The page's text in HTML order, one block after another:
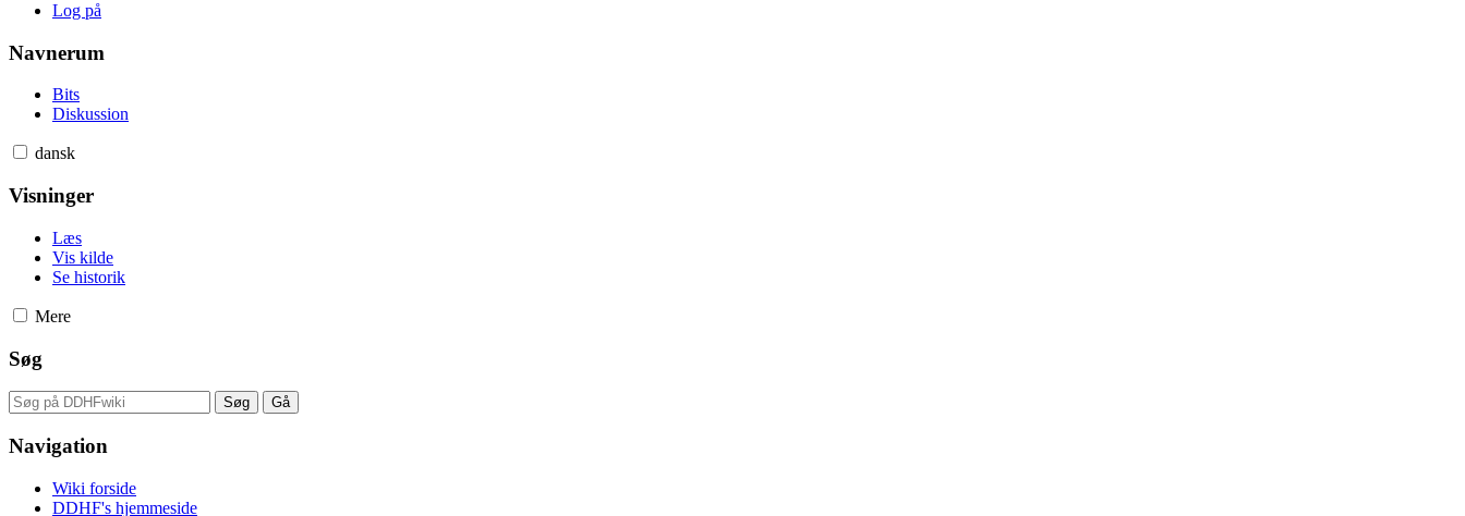
Log på
Navnerum
Bits
Diskussion
dansk
Visninger
Læs
Vis kilde
Se historik
Mere
Søg
Navigation
Wiki forside
DDHF's hjemmeside